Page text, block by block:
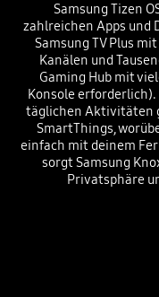
Samsung Tizen
zahlreichen Apps und
Samsung TV Plus
Kanälen und
Gaming Hub mit
Konsole erforderlich).
täglichen Aktivitäten
SmartThings,
einfach mit deinem
sorgt Samsung
Privatsphäre